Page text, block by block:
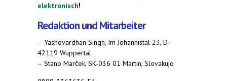
elektronisch!
Redaktion und Mitarbeiter
– Yashovardhan Singh, Im Johannistal 23, D-
42119 Wuppertal
– Stano Marček, SK-036 01 Martin, Slovakujo